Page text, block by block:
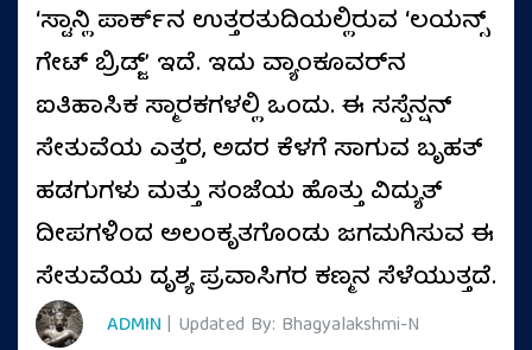
ʻಸ್ಟಾನ್ಲಿ ಪಾರ್ಕ್‌ನ ಉತ್ತರತುದಿಯಲ್ಲಿರುವ ʻಲಯನ್ಸ್
ಗೇಟ್ ಬ್ರಿಡ್ಜ್ʼ ಇದೆ. ಇದು ವ್ಯಾಂಕೂವರ್‌ನ
ಐತಿಹಾಸಿಕ ಸ್ಮಾರಕಗಳಲ್ಲಿ ಒಂದು. ಈ ಸಸ್ಪೆನ್ಷನ್
ಸೇತುವೆಯ ಎತ್ತರ, ಅದರ ಕೆಳಗೆ ಸಾಗುವ ಬೃಹತ್
ಹಡಗುಗಳು ಮತ್ತು ಸಂಜೆಯ ಹೊತ್ತು ವಿದ್ಯುತ್
ದೀಪಗಳಿಂದ ಅಲಂಕೃತಗೊಂಡು ಜಗಮಗಿಸುವ ಈ
ಸೇತುವೆಯ ದೃಶ್ಯ ಪ್ರವಾಸಿಗರ ಕಣ್ಮನ ಸೆಳೆಯುತ್ತದೆ.
ADMIN | Updated By: Bhagyalakshmi-N